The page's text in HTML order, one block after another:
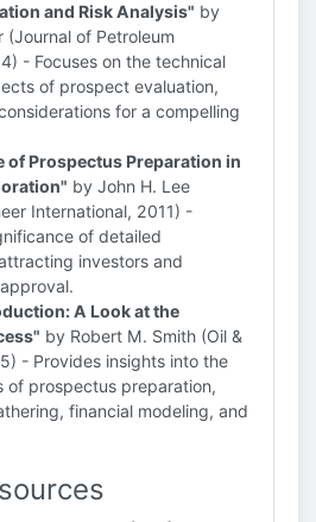
and Risk Analysis" by
(Journal of Petroleum
- Focuses on the technical
of prospect evaluation,
for a compelling
of Prospectus Preparation in
by John H. Lee
International, 2011) -
of detailed
investors and
A Look at the
by Robert M. Smith (Oil &
- Provides insights into the
of prospectus preparation,
financial modeling, and